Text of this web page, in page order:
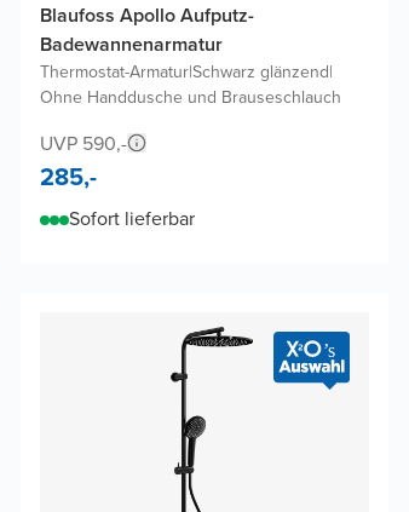
Blaufoss Apollo Aufputz-
Badewannenarmatur
Thermostat-Armatur|Schwarz glänzend|
Ohne Handdusche und Brauseschlauch
UVP 590,-
285,-
Sofort lieferbar